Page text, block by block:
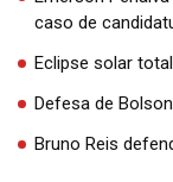
caso de
Eclipse solar
Defesa de
Bruno Reis